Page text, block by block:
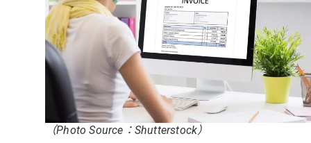
（Photo Source：Shutterstock）